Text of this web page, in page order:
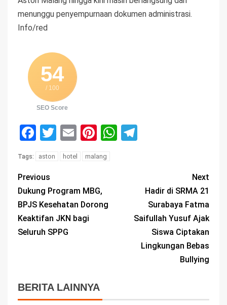
menunggu penyempurnaan dokumen administrasi.
Info/red
54
/ 100
SEO Score
Facebook
Twitter
EmailPinterest
WhatsApp
Tags: aston hotel malang
Previous
Dukung Program MBG,
BPJS Kesehatan Dorong
Keaktifan JKN bagi
Seluruh SPPG
Next
Hadir di SRMA 21
Surabaya Fatma
Saifullah Yusuf Ajak
Siswa Ciptakan
Lingkungan Bebas
Bullying
BERITA LAINNYA